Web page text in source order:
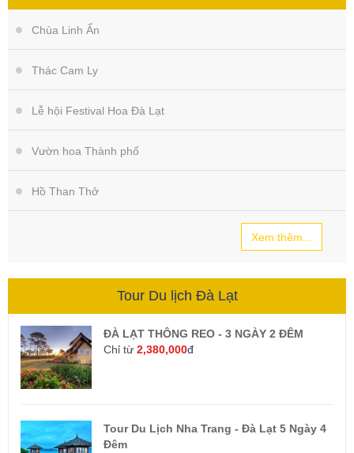
Chùa Linh Ẩn
Thác Cam Ly
Lễ hội Festival Hoa Đà Lạt
Vườn hoa Thành phố
Hồ Than Thở
Xem thêm...
Tour Du lịch Đà Lạt
ĐÀ LẠT THÔNG REO - 3 NGÀY 2 ĐÊM
Chỉ từ 2,380,000đ
Tour Du Lịch Nha Trang - Đà Lạt 5 Ngày 4
Đêm